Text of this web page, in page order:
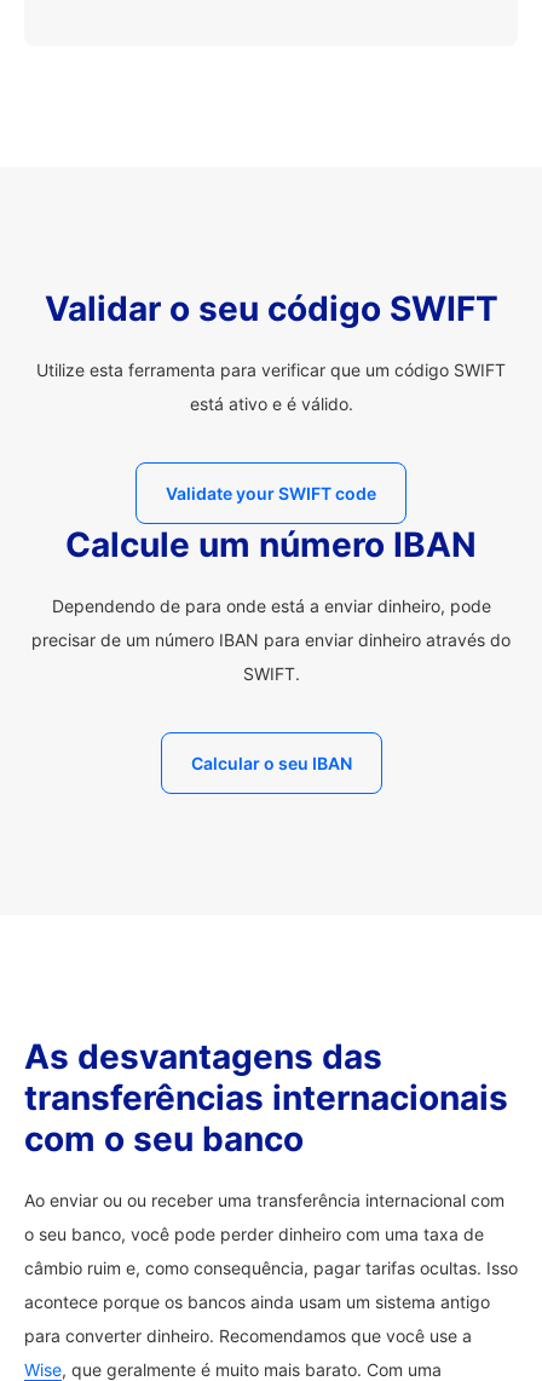
Validar o seu código SWIFT
Utilize esta ferramenta para verificar que um código SWIFT
está ativo e é válido.
Validate your SWIFT code
Calcule um número IBAN
Dependendo de para onde está a enviar dinheiro, pode
precisar de um número IBAN para enviar dinheiro através do
SWIFT.
Calcular o seu IBAN
As desvantagens das
transferências internacionais
com o seu banco
Ao enviar ou ou receber uma transferência internacional com
o seu banco, você pode perder dinheiro com uma taxa de
câmbio ruim e, como consequência, pagar tarifas ocultas. Isso
acontece porque os bancos ainda usam um sistema antigo
para converter dinheiro. Recomendamos que você use a
Wise, que geralmente é muito mais barato. Com uma